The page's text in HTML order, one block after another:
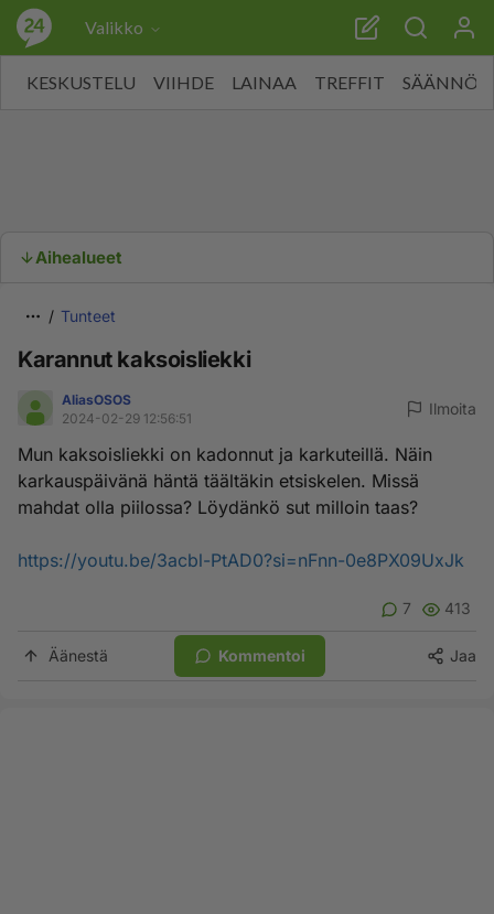
Valikko
KESKUSTELU VIIHDE LAINAA TREFFIT SÄÄNNÖT
Aihealueet
Tunteet
Karannut kaksoisliekki
AliasOSOS
2024-02-29 12:56:51
Ilmoita
Mun kaksoisliekki on kadonnut ja karkuteillä. Näin
karkauspäivänä häntä täältäkin etsiskelen. Missä
mahdat olla piilossa? Löydänkö sut milloin taas?
https://youtu.be/3acbl-PtAD0?si=nFnn-0e8PX09UxJk
7 413
Äänestä Kommentoi Jaa